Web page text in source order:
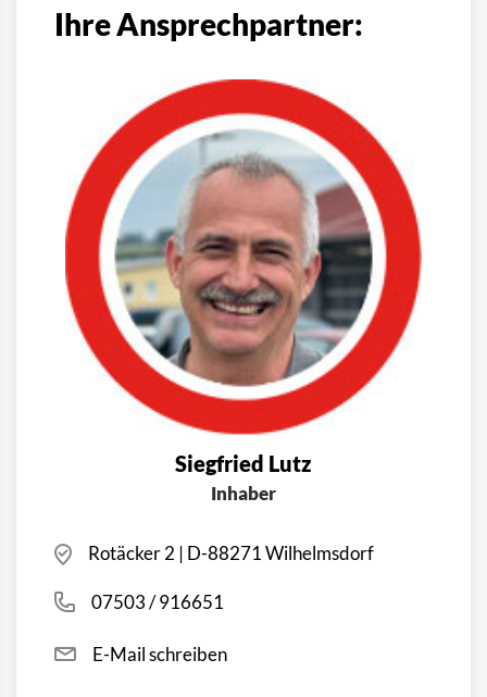
Ihre Ansprechpartner:
Siegfried Lutz
Inhaber
Rotäcker 2 | D-88271 Wilhelmsdorf
07503 / 916651
E-Mail schreiben